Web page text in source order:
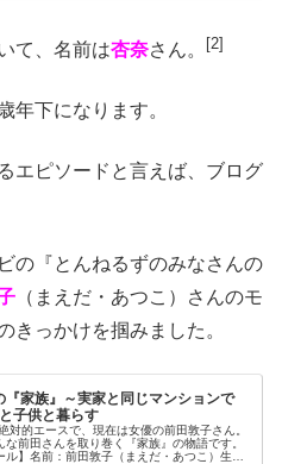
て、名前は杏奈さん。 [2]
年下になります。
エピソードと言えば、ブログ
の『とんねるずのみなさんの
（まえだ・あつこ）さんのモ
きっかけを掴みました。
『家族』～実家と同じマンションで
子供と暮らす
対的エースで、現在は女優の前田敦子さん。
な前田さんを取り巻く『家族』の物語です。
ル】名前：前田敦子（まえだ・あつこ）生年